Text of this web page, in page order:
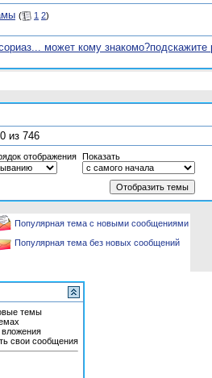
( 1 2)
может кому знакомо?подскажите
из 746
отображения Показать
Популярная тема с новыми сообщениями
Популярная тема без новых сообщений
темы
вложения
свои сообщения